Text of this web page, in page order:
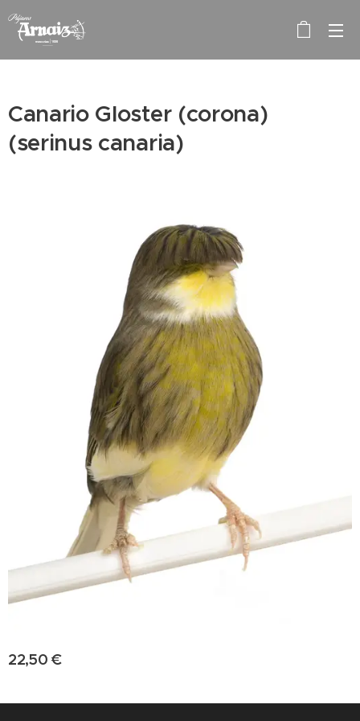
Canario Gloster (corona)
(serinus canaria)
22,50 €